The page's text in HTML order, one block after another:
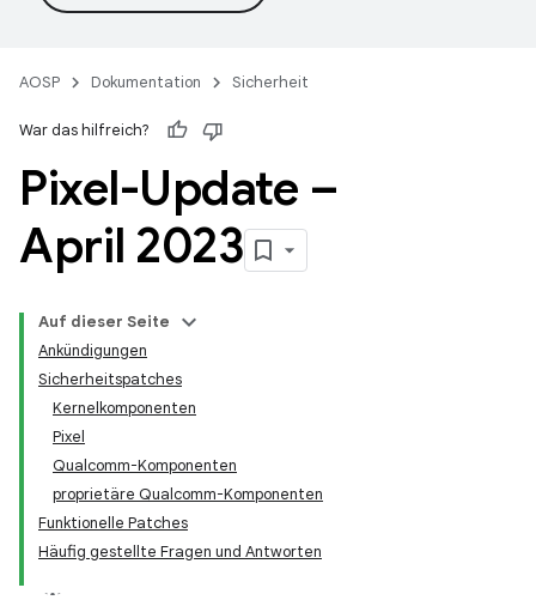
AOSP Dokumentation Sicherheit
War das hilfreich?
Pixel-Update –
April 2023
Auf dieser Seite
Ankündigungen
Sicherheitspatches
Kernelkomponenten
Pixel
Qualcomm-Komponenten
proprietäre Qualcomm-Komponenten
Funktionelle Patches
Häufig gestellte Fragen und Antworten